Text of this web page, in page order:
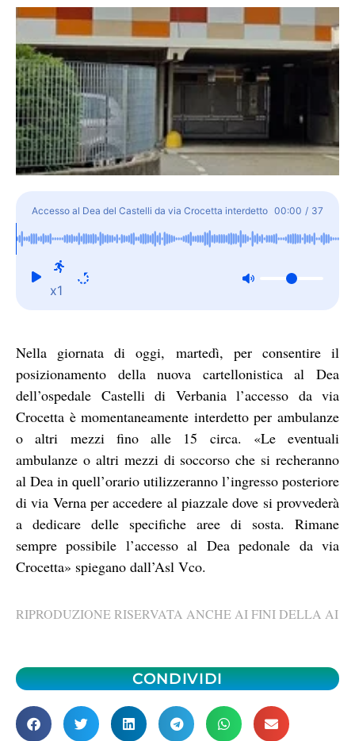
Accesso al Dea del Castelli da via Crocetta interdetto
fino alle 15 di oggi
00:00 / 37
x1
Nella giornata di oggi, martedì, per consentire il
posizionamento della nuova cartellonistica al Dea
dell’ospedale Castelli di Verbania l’accesso da via
Crocetta è momentaneamente interdetto per ambulanze
o altri mezzi fino alle 15 circa. «Le eventuali
ambulanze o altri mezzi di soccorso che si recheranno
al Dea in quell’orario utilizzeranno l’ingresso posteriore
di via Verna per accedere al piazzale dove si provvederà
a dedicare delle specifiche aree di sosta. Rimane
sempre possibile l’accesso al Dea pedonale da via
Crocetta» spiegano dall’Asl Vco.
RIPRODUZIONE RISERVATA ANCHE AI FINI DELLA AI
CONDIVIDI